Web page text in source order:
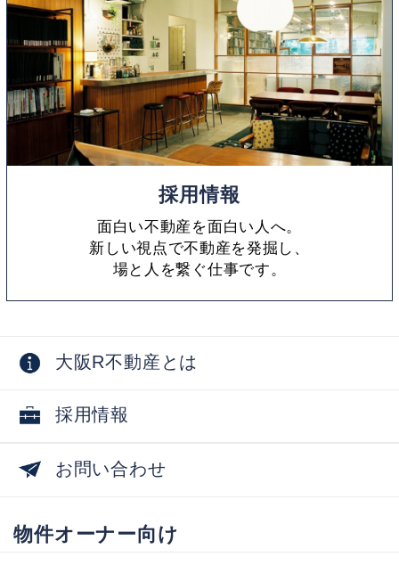
採用情報
面白い不動産を面白い人へ。
新しい視点で不動産を発掘し、
場と人を繋ぐ仕事です。
大阪R不動産とは
採用情報
お問い合わせ
物件オーナー向け